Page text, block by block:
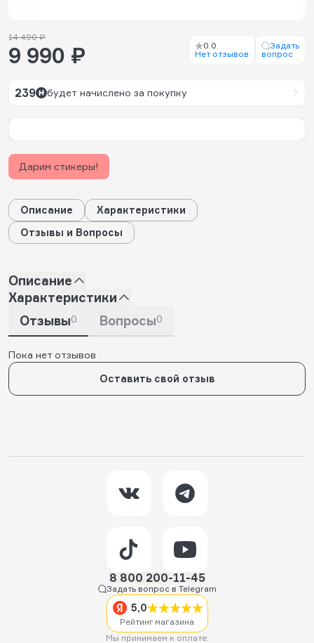
14 490 ₽
9 990 ₽
0.0
Нет отзывов
Задать
вопрос
239 будет начислено за покупку
Дарим стикеры!
Описание
Характеристики
Отзывы и Вопросы
Описание
Характеристики
Отзывы0 Вопросы0
Пока нет отзывов
Оставить свой отзыв
8 800 200-11-45
Задать вопрос в Telegram
5,0
Рейтинг магазина
Мы принимаем к оплате: